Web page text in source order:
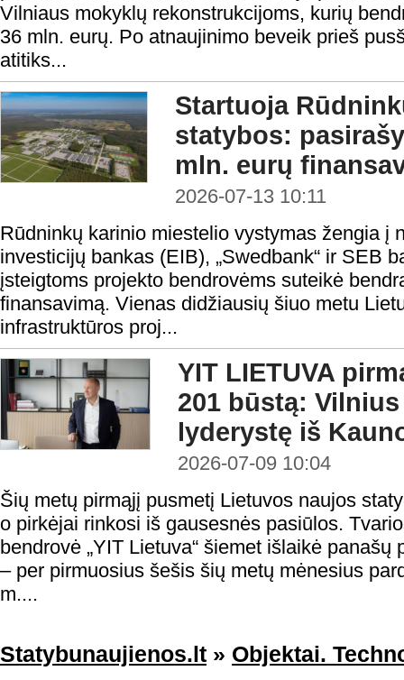
Vilniaus mokyklų rekonstrukcijoms, kurių
36 mln. eurų. Po atnaujinimo beveik prieš
atitiks...
Startuoja
statybos:
mln. eurų
2026-07-13 10:11
Rūdninkų karinio miestelio vystymas žengia į
investicijų bankas (EIB), „Swedbank“ ir SEB
įsteigtoms projekto bendrovėms suteikė
finansavimą. Vienas didžiausių šiuo metu
infrastruktūros proj...
YIT LIETUVA
201 būstą:
lyderystę iš
2026-07-09 10:04
Šių metų pirmąjį pusmetį Lietuvos naujos
o pirkėjai rinkosi iš gausesnės pasiūlos.
bendrovė „YIT Lietuva“ šiemet išlaikė
– per pirmuosius šešis šių metų mėnesius
m....
Statybunaujienos.lt » Objektai.